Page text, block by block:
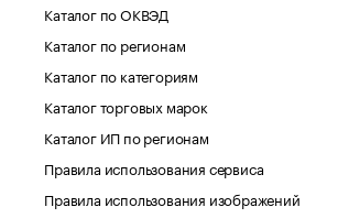
Каталог по ОКВЭД
Каталог по регионам
Каталог по категориям
Каталог торговых марок
Каталог ИП по регионам
Правила использования сервиса
Правила использования изображений